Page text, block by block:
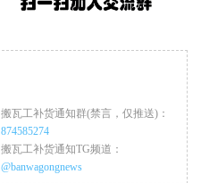
搬瓦工补货通知群(禁言，仅推送)：
874585274
搬瓦工补货通知TG频道：
@banwagongnews